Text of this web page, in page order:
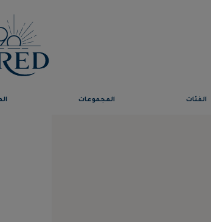
الفئات المجموعات